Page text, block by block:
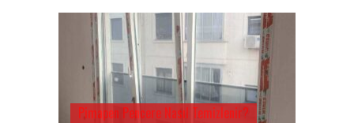
Pimapen Pencere Nasıl Temizlenir?